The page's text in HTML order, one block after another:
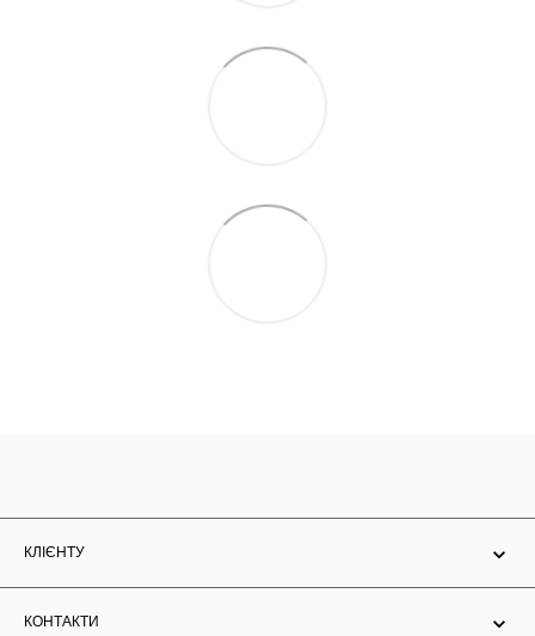
КЛІЄНТУ
КОНТАКТИ